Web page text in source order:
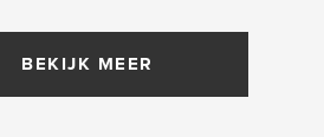
BEKIJK MEER